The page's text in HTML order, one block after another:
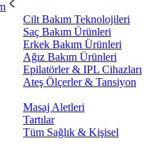
Cilt Bakım Teknolojileri
Saç Bakım Ürünleri
Erkek Bakım Ürünleri
Ağız Bakım Ürünleri
Epilatörler & IPL Cihazları
Ateş Ölçerler & Tansiyon
Masaj Aletleri
Tartılar
Tüm Sağlık & Kişisel